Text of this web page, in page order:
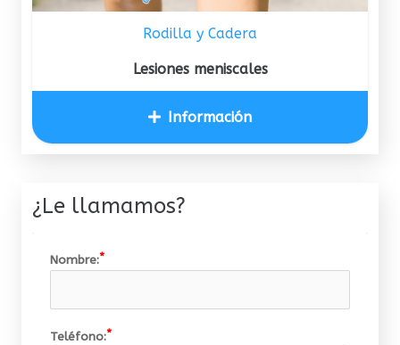
Rodilla y Cadera
Lesiones meniscales
Información
¿Le llamamos?
Nombre:
Teléfono: